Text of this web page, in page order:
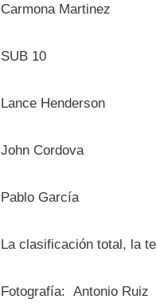
Carmona
SUB 10
Lance
John Cordova
Pablo García
La clasificación total, la
Fotografía: Antonio Ruiz